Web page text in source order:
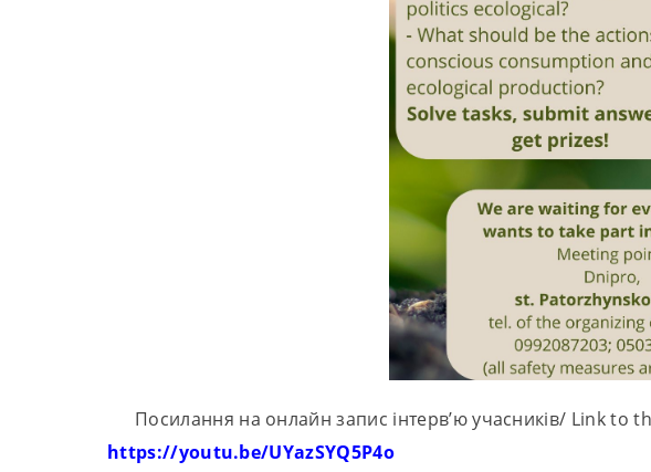
Посилання на онлайн запис інтерв’ю учасників/ Link
https://youtu.be/UYazSYQ5P4o